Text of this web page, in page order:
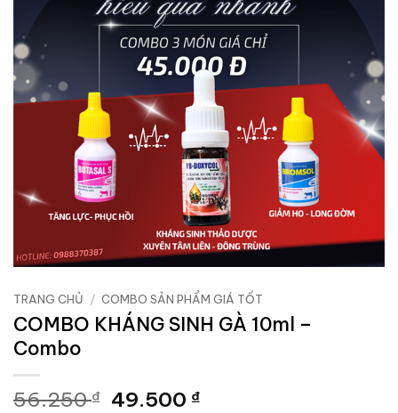
TRANG CHỦ / COMBO SẢN PHẨM GIÁ TỐT
COMBO KHÁNG SINH GÀ 10ml –
Combo
56.250₫ Giá
49.500 ₫Giá